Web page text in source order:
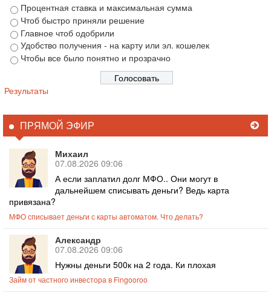
Процентная ставка и максимальная сумма
Чтоб быстро приняли решение
Главное чтоб одобрили
Удобство получения - на карту или эл. кошелек
Чтобы все было понятно и прозрачно
Результаты
ПРЯМОЙ ЭФИР
Михаил
07.08.2026 09:06
А если заплатил долг МФО.. Они могут в
дальнейшем списывать деньги? Ведь карта
привязана?
МФО списывает деньги с карты автоматом. Что делать?
Александр
07.08.2026 09:06
Нужны деньги 500к на 2 года. Ки плохая
Займ от частного инвестора в Fingooroo